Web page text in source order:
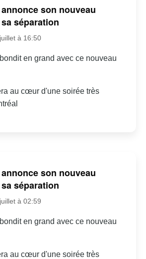
son nouveau
séparation
à 16:50
en grand avec ce nouveau
au cœur d'une soirée très
son nouveau
séparation
à 02:59
en grand avec ce nouveau
au cœur d'une soirée très